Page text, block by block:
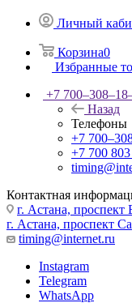
Личный
Корзина0
Избранные
+7
Назад
Телефоны
+7
+7 700
Контактная
г. Астана,
г. Астана, проспект
timing@internet.ru
Instagram
Telegram
WhatsApp